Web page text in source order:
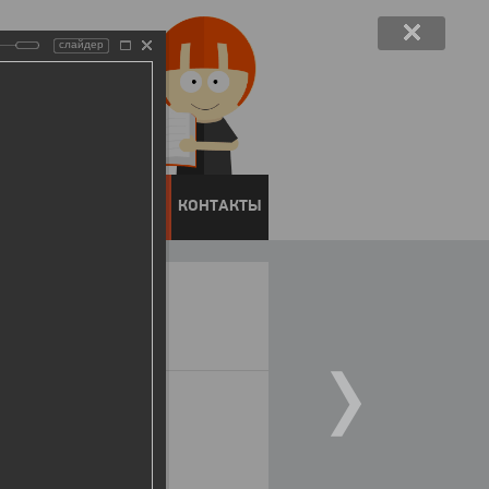
КОНТАКТЫ
слайдер